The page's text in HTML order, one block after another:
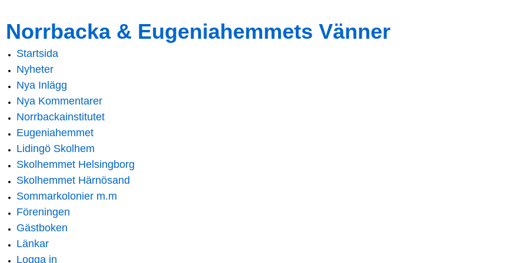
main
content
navigation
Norrbacka & Eugeniahemmets Vänner
Main menu
Startsida
Nyheter
Nya Inlägg
Nya Kommentarer
Norrbackainstitutet
Eugeniahemmet
Lidingö Skolhem
Skolhemmet Helsingborg
Skolhemmet Härnösand
Sommarkolonier m.m
Föreningen
Gästboken
Länkar
Logga in